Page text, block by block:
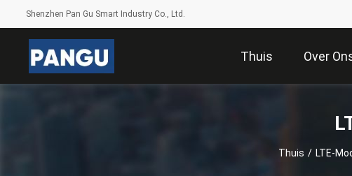
Shenzhen Pan Gu Smart Industry Co., Ltd.
Thuis Over
Thuis / LTE-